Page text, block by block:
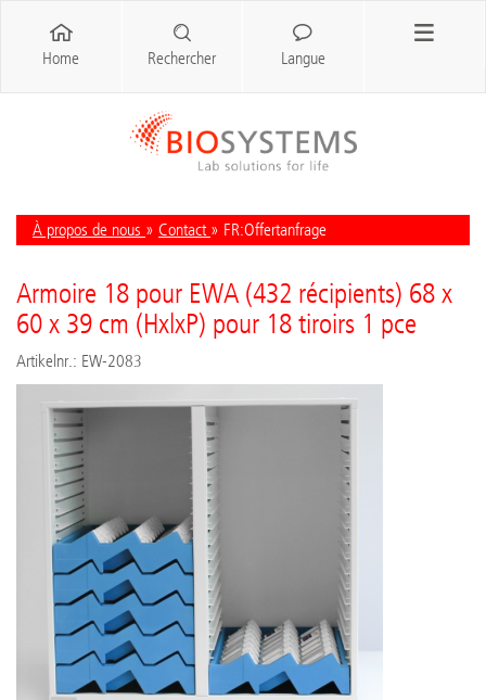
À propos de nous » Contact » FR:Offertanfrage
Armoire 18 pour EWA (432 récipients) 68 x
60 x 39 cm (HxlxP) pour 18 tiroirs 1 pce
Artikelnr.: EW-2083
Home Rechercher Langue